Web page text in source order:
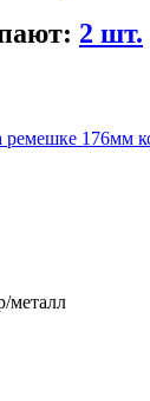
2 шт.
ремешке 176мм
металл